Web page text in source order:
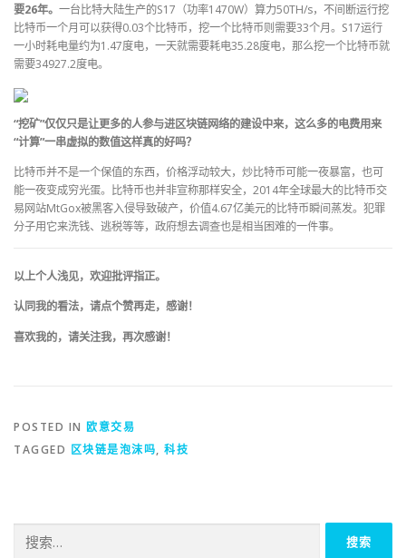
要26年。 一台比特大陆生产的S17（功率1470W）算力50TH/s，不间断运行挖
比特币一个月可以获得0.03个比特币，挖一个比特币则需要33个月。S17运行
一小时耗电量约为1.47度电，一天就需要耗电35.28度电，那么挖一个比特币就
需要34927.2度电。
“挖矿”仅仅只是让更多的人参与进区块链网络的建设中来，这么多的电费用来
“计算”一串虚拟的数值这样真的好吗？
比特币并不是一个保值的东西，价格浮动较大，炒比特币可能一夜暴富，也可
能一夜变成穷光蛋。比特币也并非宣称那样安全，2014年全球最大的比特币交
易网站MtGox被黑客入侵导致破产，价值4.67亿美元的比特币瞬间蒸发。犯罪
分子用它来洗钱、逃税等等，政府想去调查也是相当困难的一件事。
以上个人浅见，欢迎批评指正。
认同我的看法，请点个赞再走，感谢！
喜欢我的，请关注我，再次感谢！
POSTED IN 欧意交易
TAGGED 区块链是泡沫吗, 科技
索：